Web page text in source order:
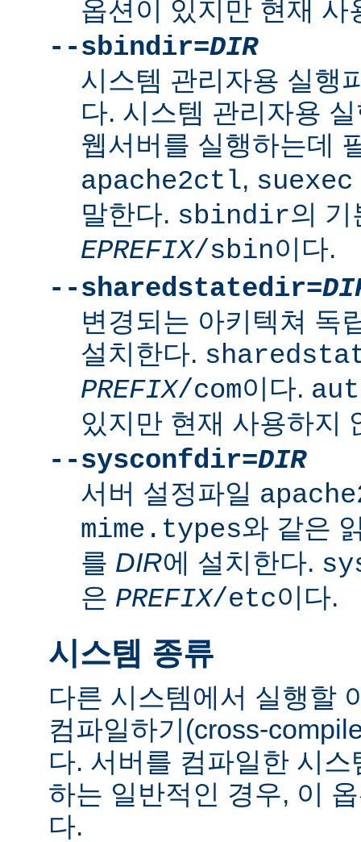
옵션이 있지만 현재 사
--sbindir=DIR
시스템 관리자용 실행
다. 시스템 관리자용
웹서버를 실행하는데
apache2ctl, suexec
말한다. sbindir의 기
EPREFIX/sbin이다.
--sharedstatedir=
변경되는 아키텍쳐 독
설치한다.
PREFIX/com이다.
있지만 현재 사용하지
--sysconfdir=DIR
서버 설정파일
mime.types와 같은
를 DIR에 설치한다.
은 PREFIX/etc이다.
시스템 종류
다른 시스템에서 실행할
컴파일하기(cross-
다. 서버를 컴파일한 시
하는 일반적인 경우, 이
다.